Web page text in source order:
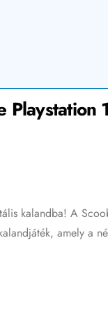
Playstation
kalandba! A
amely a